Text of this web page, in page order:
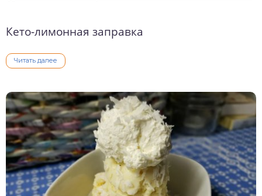
Кето-лимонная заправка
Читать далее